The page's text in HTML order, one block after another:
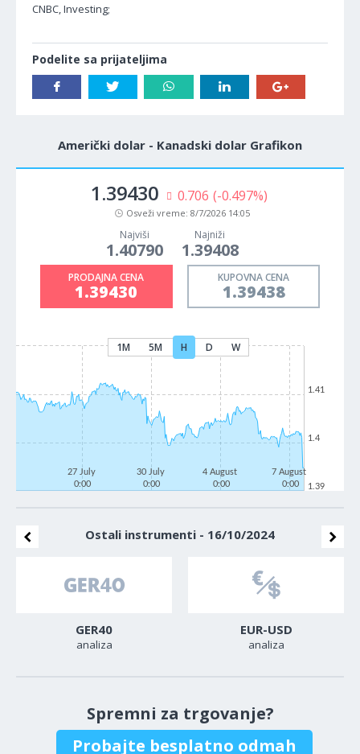
CNBC, Investing;
Podelite sa prijateljima
Američki dolar - Kanadski dolar Grafikon
1.39430 0.706 (-0.497%)
Osveži vreme: 8/7/2026 14:05
Najviši
1.40790
Najniži
1.39408
PRODAJNA CENA
1.39430
KUPOVNA CENA
1.39438
1M 5M H D W
27 July
0:00
30 July
0:00
4 August
0:00
7 August
0:00
1.39
1.4
1.41
Ostali instrumenti - 16/10/2024
GER40
analiza
EUR-USD
analiza
Spremni za trgovanje?
Probajte besplatno odmah